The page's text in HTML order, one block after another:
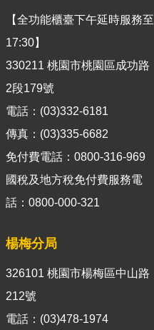
隱
私
政
策
資
訊
安
政
府
網
資
【全功能櫃臺下午延時服務至
17:30】
330211 桃園市桃園區成功路
2段179號
電話：(03)332-6181
傳真：(03)335-6682
免付費電話：0800-316-969
國稅及地方稅免付費服務電
話：0800-000-321
楊梅分局
326101 桃園市楊梅區中山路
212號
電話：(03)478-1974